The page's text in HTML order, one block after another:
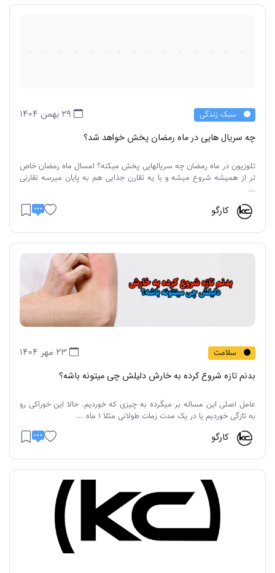
سبک زندگی
چه سریال هایی در ماه رمضان پخش خواهد شد؟
تلوزیون در ماه رمضان چه سریالهایی پخش میکنه؟ امسال ماه رمضان خاص
تر از همیشه شروع میشه و با یه تقارن جذابی هم به پایان میرسه تقارنی
...
کارگو
سلامت
بدنم تازه شروع کرده به خارش دلیلش چی میتونه باشه؟
عامل اصلی این مساله بر میگرده به چیزی که خوردیم. حالا این خوراکی رو
به تازگی خوردیم یا در یک مدت زمات طولانی مثلا 1 ماه ...
کارگو